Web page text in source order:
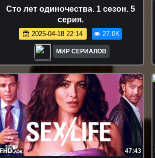
Сто лет одиночества. 1 сезон. 5
серия.
2025-04-18 22:14 27.0K
МИР СЕРИАЛОВ
FHD 47:43